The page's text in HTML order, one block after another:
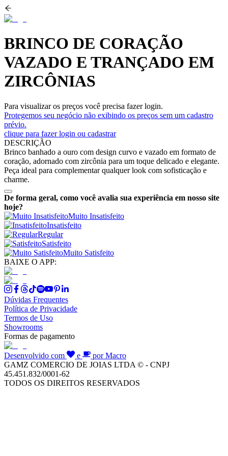
BRINCO DE CORAÇÃO
VAZADO E TRANÇADO EM
ZIRCÔNIAS
Para visualizar os preços você precisa fazer login.
Protegemos seu negócio não exibindo os preços sem um cadastro
prévio.
clique para fazer login ou cadastrar
DESCRIÇÃO
Brinco banhado a ouro com design curvo e vazado em formato de
coração, adornado com zircônia para um toque delicado e elegante.
Peça ideal para complementar qualquer look com sofisticação e
charme.
De forma geral, como você avalia sua experiência em nosso site
hoje?
Muito Insatisfeito
Insatisfeito
Regular
Satisfeito
Muito Satisfeito
BAIXE O APP:
Dúvidas Frequentes
Política de Privacidade
Termos de Uso
Showrooms
Formas de pagamento
Desenvolvido com e
por Macro
GAMZ COMERCIO DE JOIAS LTDA © - CNPJ
45.451.832/0001-62
TODOS OS DIREITOS RESERVADOS